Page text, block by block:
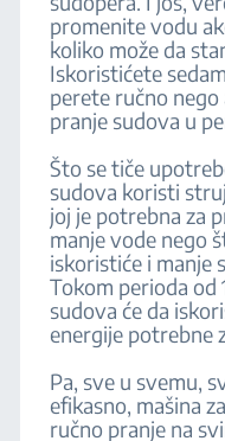
promenite vodu
koliko može da
Iskoristićete
perete ručno
pranje sudova u
Što se tiče
sudova koristi
joj je potrebna za
manje vode nego
iskoristiće i manje
Tokom perioda od
sudova će da
energije potrebne
Pa, sve u svemu,
efikasno, mašina
ručno pranje na